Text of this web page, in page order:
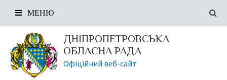
ДНІПРОПЕТРОВСЬКА
ОБЛАСНА РАДА
Офіційний веб-сайт
МЕНЮ